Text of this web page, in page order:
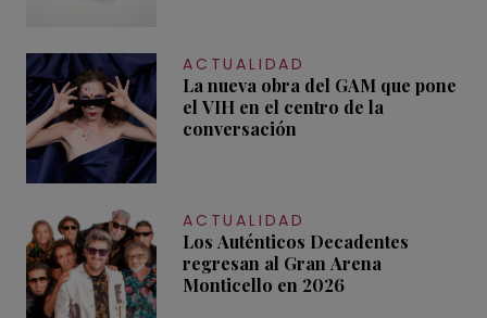
ACTUALIDAD
La nueva obra del GAM que pone
el VIH en el centro de la
conversación
ACTUALIDAD
Los Auténticos Decadentes
regresan al Gran Arena
Monticello en 2026